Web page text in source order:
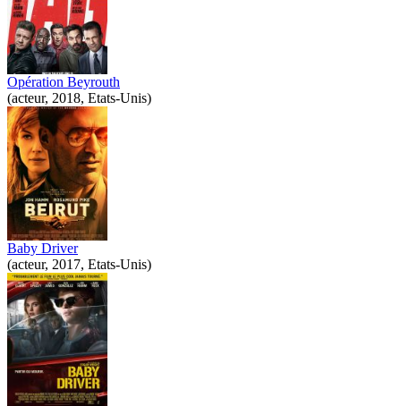
Opération Beyrouth
(acteur, 2018, Etats-Unis)
Baby Driver
(acteur, 2017, Etats-Unis)